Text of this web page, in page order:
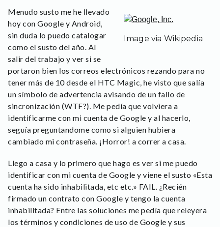
Image via Wikipedia
Menudo susto me he llevado
hoy con Google y Android,
sin duda lo puedo catalogar
como el susto del año. Al
salir del trabajo y ver si se
portaron bien los correos electrónicos rezando para no
tener más de 10 desde el HTC Magic, he visto que salía
un símbolo de advertencia avisando de un fallo de
sincronización (WTF?). Me pedía que volviera a
identificarme con mi cuenta de Google y al hacerlo,
seguía preguntandome como si alguien hubiera
cambiado mi contraseña. ¡Horror! a correr a casa.
Llego a casa y lo primero que hago es ver si me puedo
identificar con mi cuenta de Google y viene el susto «Esta
cuenta ha sido inhabilitada, etc etc.» FAIL. ¿Recién
firmado un contrato con Google y tengo la cuenta
inhabilitada? Entre las soluciones me pedía que releyera
los términos y condiciones de uso de Google y sus